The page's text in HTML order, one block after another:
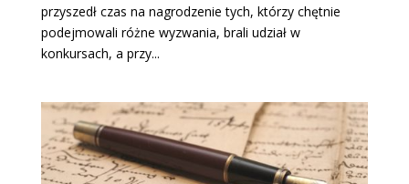
przyszedł czas na nagrodzenie tych, którzy chętnie
podejmowali różne wyzwania, brali udział w
konkursach, a przy...